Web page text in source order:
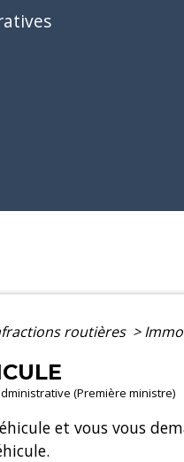
routières >
(Première ministre)
et vous vous